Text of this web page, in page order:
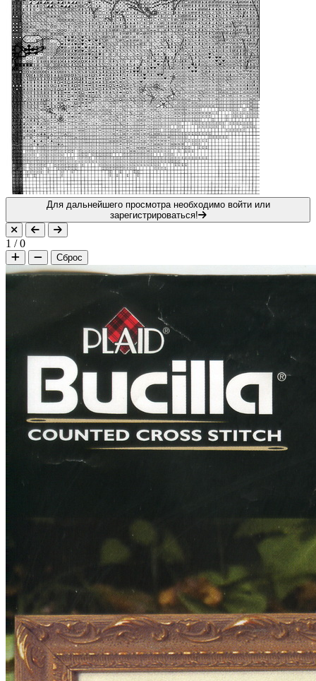
Для дальнейшего просмотра необходимо войти или
зарегистрироваться!
1 /0
Сброс